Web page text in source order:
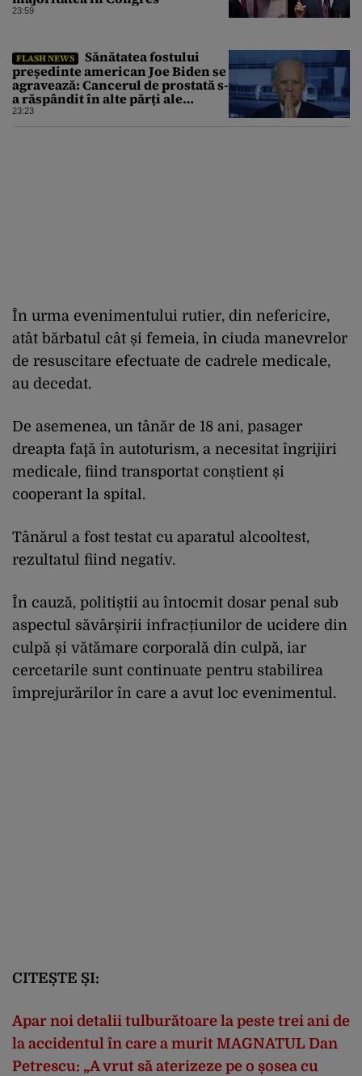
23:59
FLASH NEWS
Sănătatea fostului
președinte american Joe Biden se
agravează: Cancerul de prostată s-
a răspândit în alte părți ale
corpului
23:23
În urma evenimentului rutier, din nefericire,
atât bărbatul cât și femeia, în ciuda manevrelor
de resuscitare efectuate de cadrele medicale,
au decedat.
De asemenea, un tânăr de 18 ani, pasager
dreapta faţă în autoturism, a necesitat îngrijiri
medicale, fiind transportat conștient și
cooperant la spital.
Tânărul a fost testat cu aparatul alcooltest,
rezultatul fiind negativ.
În cauză, politiștii au întocmit dosar penal sub
aspectul săvârșirii infracțiunilor de ucidere din
culpă și vătămare corporală din culpă, iar
cercetarile sunt continuate pentru stabilirea
împrejurărilor în care a avut loc evenimentul.
CITEȘTE ȘI:
Apar noi detalii tulburătoare la peste trei ani de
la accidentul în care a murit MAGNATUL Dan
Petrescu: „A vrut să aterizeze pe o șosea cu